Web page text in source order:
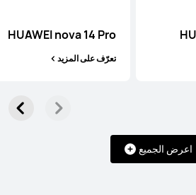
HUAWEI nova 14 Pro
تعرّف على المزيد
اعرض الجميع
تعرّف على المزيد شراء
HUAWEI Mate 50